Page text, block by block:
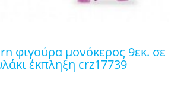
έκπληξη crz17739